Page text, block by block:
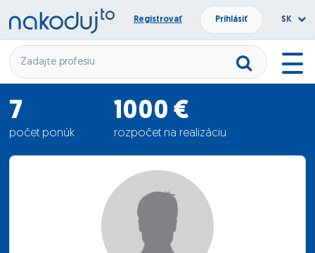
Registrovať Prihlásiť SK
7
počet ponúk
1000 €
rozpočet na realizáciu
412.86 €